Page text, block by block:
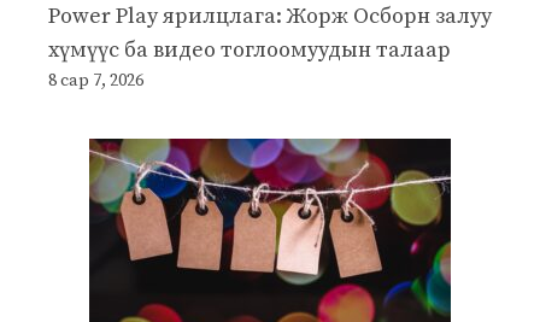
Power Play ярилцлага: Жорж Осборн залуу
хүмүүс ба видео тоглоомуудын талаар
8 сар 7, 2026